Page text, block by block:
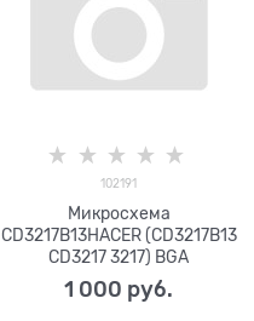
102191
Микросхема
CD3217B13HACER (CD3217B13
CD3217 3217) BGA
1 000 руб.